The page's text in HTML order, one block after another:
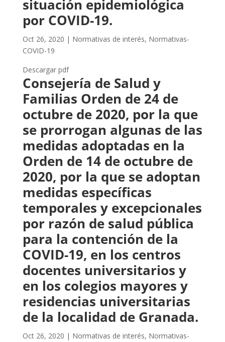
situación epidemiológica
por COVID-19.
Oct 26, 2020 | Normativas de interés, Normativas-
COVID-19
Descargar pdf
Consejería de Salud y
Familias Orden de 24 de
octubre de 2020, por la que
se prorrogan algunas de las
medidas adoptadas en la
Orden de 14 de octubre de
2020, por la que se adoptan
medidas específicas
temporales y excepcionales
por razón de salud pública
para la contención de la
COVID-19, en los centros
docentes universitarios y
en los colegios mayores y
residencias universitarias
de la localidad de Granada.
Oct 26, 2020 | Normativas de interés, Normativas-